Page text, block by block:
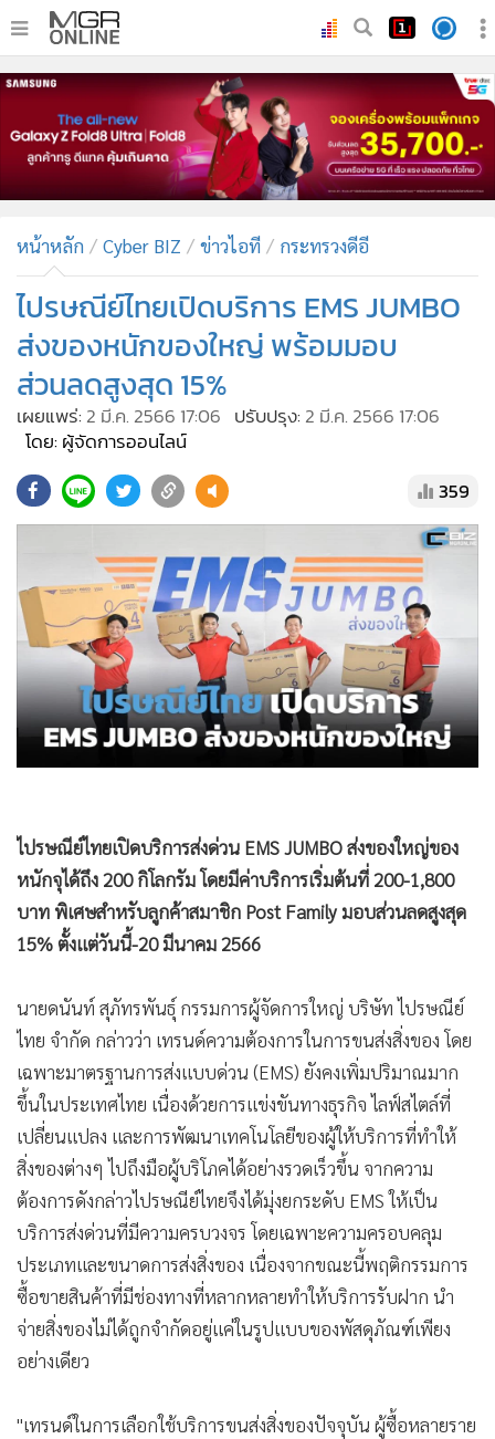
• หน้าหลัก
ทันเหตุการณ์
ภาคใต้
• ภูมิภาค
• บันเทิง
•
ผู้จัดการรายวัน
• คอลัมนิสต์
• ละคร
• CbizReview
• Cyber BIZ
• Good health & Well-being
• Green Innovation & SD
Management & HR
• MGR Live
Infographic
• การเมือง
• ท่องเที่ยว
• กีฬา
• ต่างประเทศ
• เศรษฐกิจ-ธุรกิจ
• จีน
• ชุมชน-คุณภาพชีวิต
• อาชญากรรม
• เกม
• วิทยาศาสตร์
• SMEs
• หุ้น
• อินโดจีน
• กองทุนรวม
• Celeb Online
•
•
News1
• Gotomanager
หน้าหลัก Cyber BIZ ข่าวไอที กระทรวงดีอี
ไปรษณีย์ไทยเปิดบริการ EMS JUMBO
ส่งของหนักของใหญ่ พร้อมมอบ
ส่วนลดสูงสุด 15%
เผยแพร่: 2 มี.ค. 2566 17:06 ปรับปรุง: 2 มี.ค. 2566 17:06
โดย: ผู้จัดการออนไลน์
359
ไปรษณีย์ไทยเปิดบริการส่งด่วน EMS JUMBO ส่งของใหญ่ของ
หนักจุได้ถึง 200 กิโลกรัม โดยมีค่าบริการเริ่มต้นที่ 200-1,800
บาท พิเศษสำหรับลูกค้าสมาชิก Post Family มอบส่วนลดสูงสุด
15% ตั้งแต่วันนี้-20 มีนาคม 2566
นายดนันท์ สุภัทรพันธุ์ กรรมการผู้จัดการใหญ่ บริษัท ไปรษณีย์
ไทย จำกัด กล่าวว่า เทรนด์ความต้องการในการขนส่งสิ่งของ โดย
เฉพาะมาตรฐานการส่งแบบด่วน (EMS) ยังคงเพิ่มปริมาณมาก
ขึ้นในประเทศไทย เนื่องด้วยการแข่งขันทางธุรกิจ ไลฟ์สไตล์ที่
เปลี่ยนแปลง และการพัฒนาเทคโนโลยีของผู้ให้บริการที่ทำให้
สิ่งของต่างๆ ไปถึงมือผู้บริโภคได้อย่างรวดเร็วขึ้น จากความ
ต้องการดังกล่าวไปรษณีย์ไทยจึงได้มุ่งยกระดับ EMS ให้เป็น
บริการส่งด่วนที่มีความครบวงจร โดยเฉพาะความครอบคลุม
ประเภทและขนาดการส่งสิ่งของ เนื่องจากขณะนี้พฤติกรรมการ
ซื้อขายสินค้าที่มีช่องทางที่หลากหลายทำให้บริการรับฝาก นำ
จ่ายสิ่งของไม่ได้ถูกจำกัดอยู่แค่ในรูปแบบของพัสดุภัณฑ์เพียง
อย่างเดียว
"เทรนด์ในการเลือกใช้บริการขนส่งสิ่งของปัจจุบัน ผู้ซื้อหลายราย